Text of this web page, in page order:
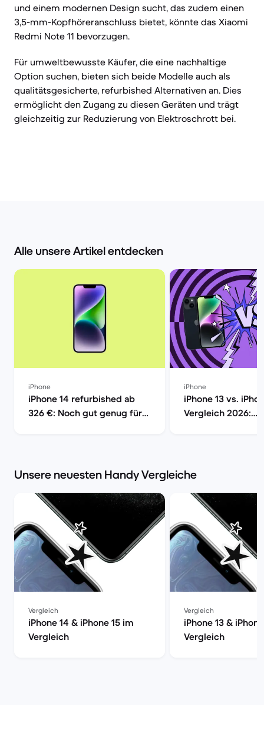
und einem modernen Design sucht, das zudem einen
3,5-mm-Kopfhöreranschluss bietet, könnte das Xiaomi
Redmi Note 11 bevorzugen.
Für umweltbewusste Käufer, die eine nachhaltige
Option suchen, bieten sich beide Modelle auch als
qualitätsgesicherte, refurbished Alternativen an. Dies
ermöglicht den Zugang zu diesen Geräten und trägt
gleichzeitig zur Reduzierung von Elektroschrott bei.
Alle unsere Artikel entdecken
iPhone
iPhone 14 refurbished ab
326 €: Noch gut genug für
iPhone
iPhone 13 vs.
Vergleich 2026:
Unsere neuesten Handy Vergleiche
Vergleich
iPhone 14 & iPhone 15 im
Vergleich
Vergleich
iPhone 13 &
Vergleich